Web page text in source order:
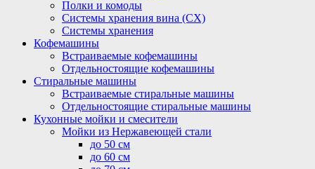
Полки и комоды
Системы хранения вина (СХ)
Системы хранения
Кофемашины
Встраиваемые кофемашины
Отдельностоящие кофемашины
Стиральные машины
Встраиваемые стиральные машины
Отдельностоящие стиральные машины
Кухонные мойки и смесители
Мойки из Нержавеющей стали
до 50 см
до 60 см